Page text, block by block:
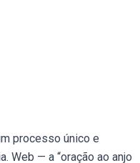
processo único e
Web — a “oração ao anjo